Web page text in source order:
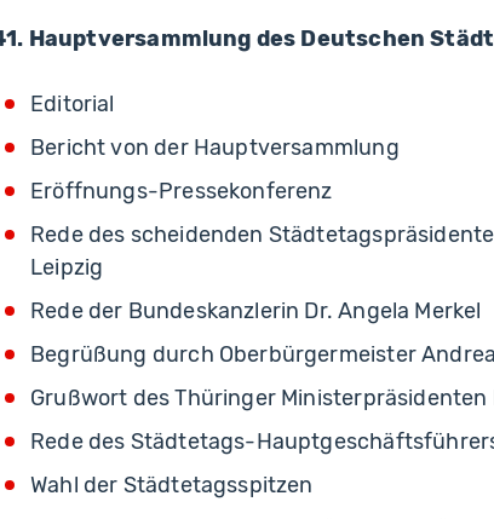
Hauptversammlung des Deutschen
Editorial
Bericht von der Hauptversammlung
Eröffnungs-Pressekonferenz
Rede des scheidenden
Leipzig
Rede der Bundeskanzlerin Dr. Angela Merkel
Begrüßung durch Oberbürgermeister
Grußwort des Thüringer Ministerpräsidenten
Rede des Städtetags-
Wahl der Städtetagsspitzen